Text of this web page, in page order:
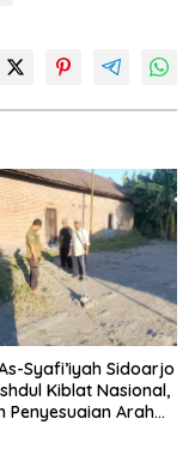
Syafi’iyah Sidoarjo
Kiblat Nasional,
Penyesuaian Arah